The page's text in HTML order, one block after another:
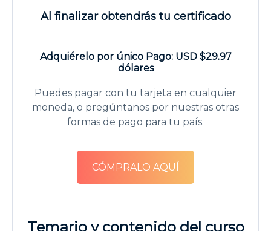
Al finalizar obtendrás tu certificado
Adquiérelo por único Pago: USD $29.97
dólares
Puedes pagar con tu tarjeta en cualquier
moneda, o pregúntanos por nuestras otras
formas de pago para tu país.
CÓMPRALO AQUÍ
Temario y contenido del curso